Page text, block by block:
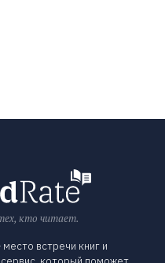
кто читает.
встречи книг и